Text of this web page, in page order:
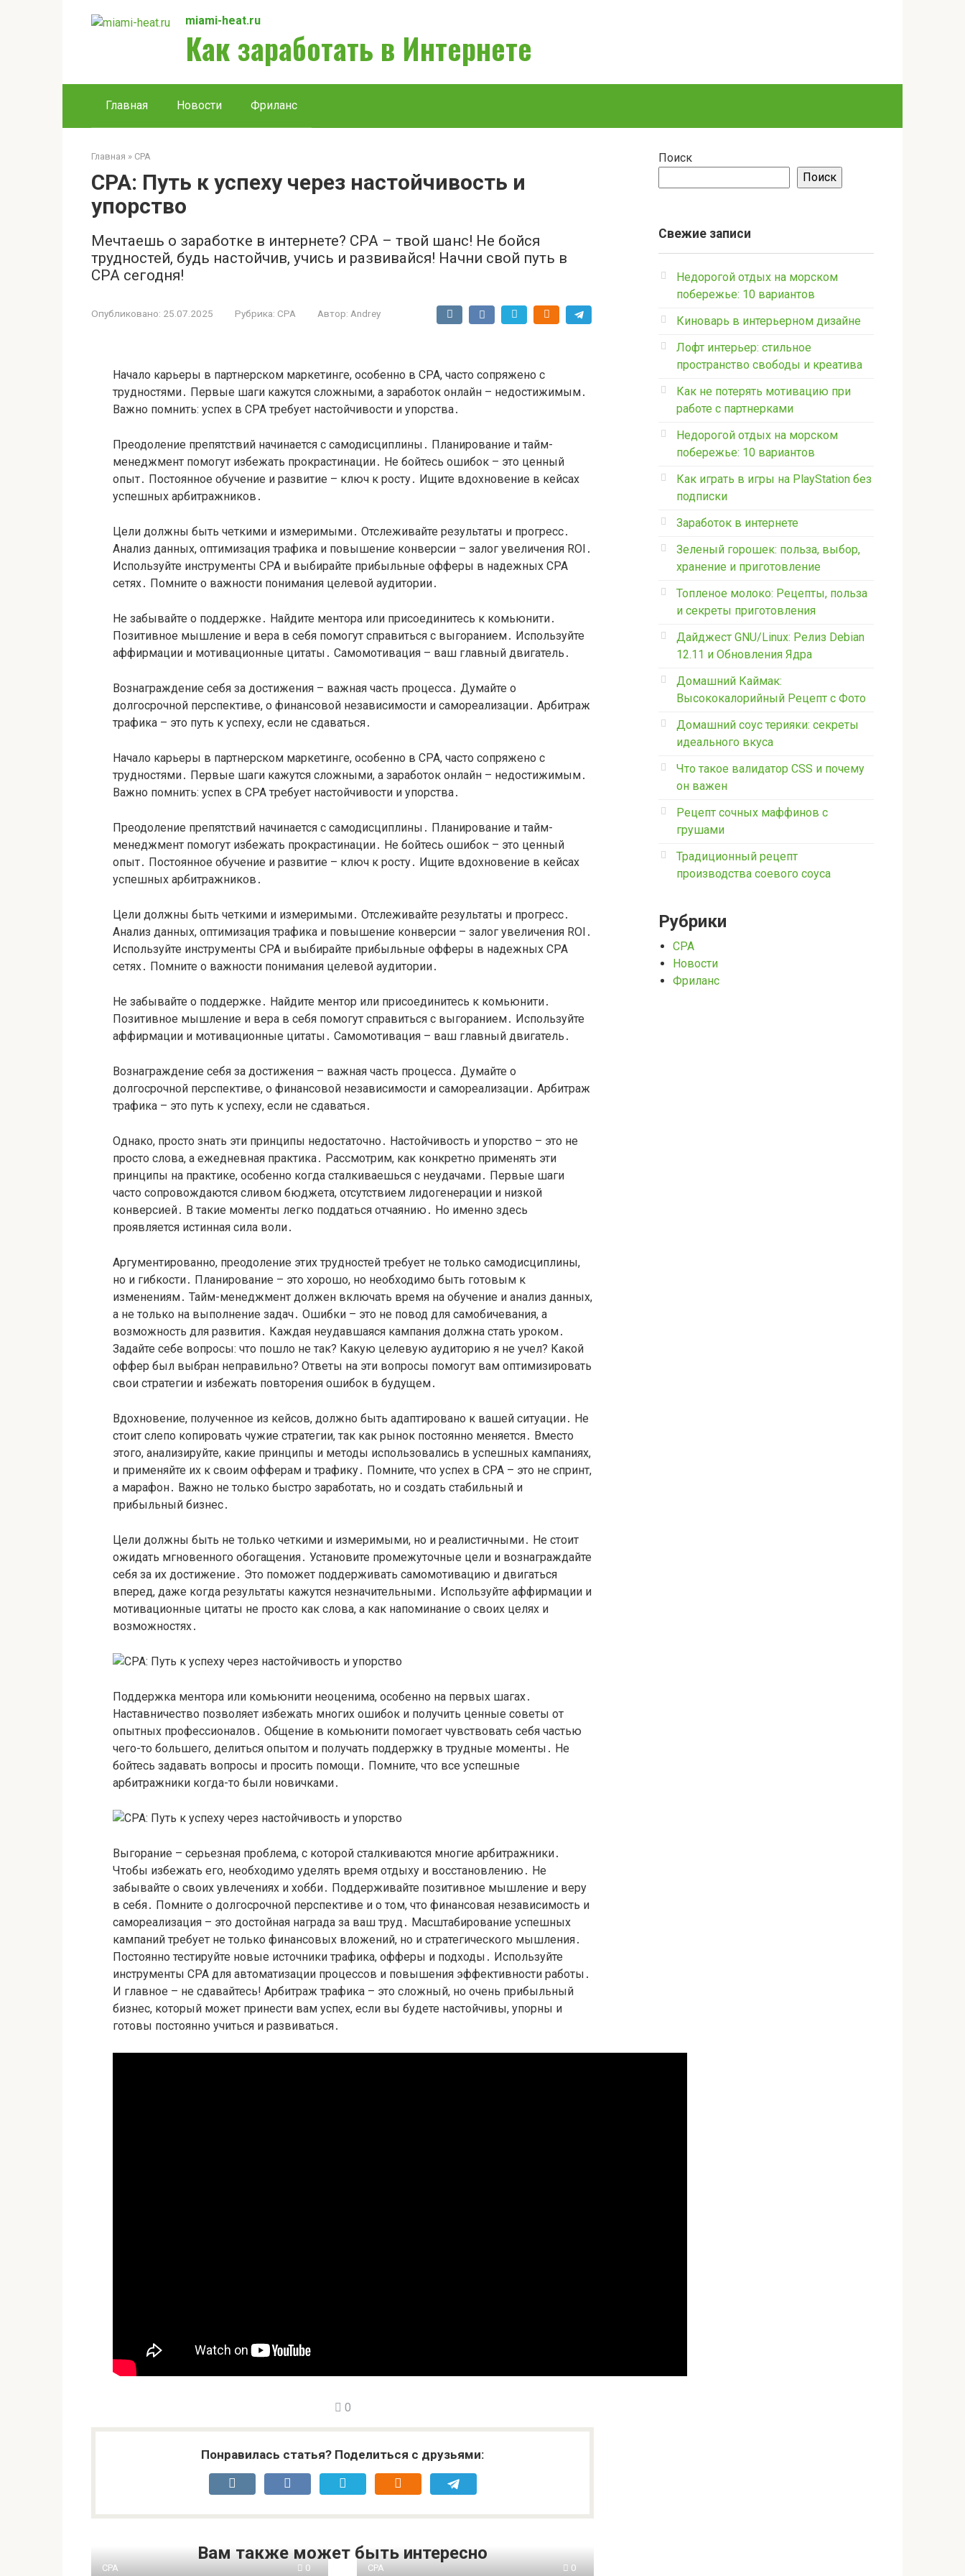
miami-heat.ru
Как заработать в Интернете
Главная Новости Фриланс
Главная » CPA
CPA: Путь к успеху через настойчивость и
упорство
Мечтаешь о заработке в интернете? CPA – твой шанс! Не бойся
трудностей, будь настойчив, учись и развивайся! Начни свой путь в
CPA сегодня!
Опубликовано: 25.07.2025 Рубрика: CPA Автор: Andrey
Начало карьеры в партнерском маркетинге, особенно в CPA, часто сопряжено с
трудностями․ Первые шаги кажутся сложными, а заработок онлайн – недостижимым․
Важно помнить: успех в CPA требует настойчивости и упорства․
Преодоление препятствий начинается с самодисциплины․ Планирование и тайм-
менеджмент помогут избежать прокрастинации․ Не бойтесь ошибок – это ценный
опыт․ Постоянное обучение и развитие – ключ к росту․ Ищите вдохновение в кейсах
успешных арбитражников․
Цели должны быть четкими и измеримыми․ Отслеживайте результаты и прогресс․
Анализ данных, оптимизация трафика и повышение конверсии – залог увеличения ROI․
Используйте инструменты CPA и выбирайте прибыльные офферы в надежных CPA
сетях․ Помните о важности понимания целевой аудитории․
Не забывайте о поддержке․ Найдите ментора или присоединитесь к комьюнити․
Позитивное мышление и вера в себя помогут справиться с выгоранием․ Используйте
аффирмации и мотивационные цитаты․ Самомотивация – ваш главный двигатель․
Вознаграждение себя за достижения – важная часть процесса․ Думайте о
долгосрочной перспективе, о финансовой независимости и самореализации․ Арбитраж
трафика – это путь к успеху, если не сдаваться․
Начало карьеры в партнерском маркетинге, особенно в CPA, часто сопряжено с
трудностями․ Первые шаги кажутся сложными, а заработок онлайн – недостижимым․
Важно помнить: успех в CPA требует настойчивости и упорства․
Преодоление препятствий начинается с самодисциплины․ Планирование и тайм-
менеджмент помогут избежать прокрастинации․ Не бойтесь ошибок – это ценный
опыт․ Постоянное обучение и развитие – ключ к росту․ Ищите вдохновение в кейсах
успешных арбитражников․
Цели должны быть четкими и измеримыми․ Отслеживайте результаты и прогресс․
Анализ данных, оптимизация трафика и повышение конверсии – залог увеличения ROI․
Используйте инструменты CPA и выбирайте прибыльные офферы в надежных CPA
сетях․ Помните о важности понимания целевой аудитории․
Не забывайте о поддержке․ Найдите ментор или присоединитесь к комьюнити․
Позитивное мышление и вера в себя помогут справиться с выгоранием․ Используйте
аффирмации и мотивационные цитаты․ Самомотивация – ваш главный двигатель․
Вознаграждение себя за достижения – важная часть процесса․ Думайте о
долгосрочной перспективе, о финансовой независимости и самореализации․ Арбитраж
трафика – это путь к успеху, если не сдаваться․
Однако, просто знать эти принципы недостаточно․ Настойчивость и упорство – это не
просто слова, а ежедневная практика․ Рассмотрим, как конкретно применять эти
принципы на практике, особенно когда сталкиваешься с неудачами․ Первые шаги
часто сопровождаются сливом бюджета, отсутствием лидогенерации и низкой
конверсией․ В такие моменты легко поддаться отчаянию․ Но именно здесь
проявляется истинная сила воли․
Аргументированно, преодоление этих трудностей требует не только самодисциплины,
но и гибкости․ Планирование – это хорошо, но необходимо быть готовым к
изменениям․ Тайм-менеджмент должен включать время на обучение и анализ данных,
а не только на выполнение задач․ Ошибки – это не повод для самобичевания, а
возможность для развития․ Каждая неудавшаяся кампания должна стать уроком․
Задайте себе вопросы: что пошло не так? Какую целевую аудиторию я не учел? Какой
оффер был выбран неправильно? Ответы на эти вопросы помогут вам оптимизировать
свои стратегии и избежать повторения ошибок в будущем․
Вдохновение, полученное из кейсов, должно быть адаптировано к вашей ситуации․ Не
стоит слепо копировать чужие стратегии, так как рынок постоянно меняется․ Вместо
этого, анализируйте, какие принципы и методы использовались в успешных кампаниях,
и применяйте их к своим офферам и трафику․ Помните, что успех в CPA – это не спринт,
а марафон․ Важно не только быстро заработать, но и создать стабильный и
прибыльный бизнес․
Цели должны быть не только четкими и измеримыми, но и реалистичными․ Не стоит
ожидать мгновенного обогащения․ Установите промежуточные цели и вознаграждайте
себя за их достижение․ Это поможет поддерживать самомотивацию и двигаться
вперед, даже когда результаты кажутся незначительными․ Используйте аффирмации и
мотивационные цитаты не просто как слова, а как напоминание о своих целях и
возможностях․
Поддержка ментора или комьюнити неоценима, особенно на первых шагах․
Наставничество позволяет избежать многих ошибок и получить ценные советы от
опытных профессионалов․ Общение в комьюнити помогает чувствовать себя частью
чего-то большего, делиться опытом и получать поддержку в трудные моменты․ Не
бойтесь задавать вопросы и просить помощи․ Помните, что все успешные
арбитражники когда-то были новичками․
Выгорание – серьезная проблема, с которой сталкиваются многие арбитражники․
Чтобы избежать его, необходимо уделять время отдыху и восстановлению․ Не
забывайте о своих увлечениях и хобби․ Поддерживайте позитивное мышление и веру
в себя․ Помните о долгосрочной перспективе и о том, что финансовая независимость и
самореализация – это достойная награда за ваш труд․ Масштабирование успешных
кампаний требует не только финансовых вложений, но и стратегического мышления․
Постоянно тестируйте новые источники трафика, офферы и подходы․ Используйте
инструменты CPA для автоматизации процессов и повышения эффективности работы․
И главное – не сдавайтесь! Арбитраж трафика – это сложный, но очень прибыльный
бизнес, который может принести вам успех, если вы будете настойчивы, упорны и
готовы постоянно учиться и развиваться․
0
Понравилась статья? Поделиться с друзьями:
Вам также может быть интересно
CPA 0 CPA 0
Поиск
Поиск
Свежие записи
Недорогой отдых на морском
побережье: 10 вариантов
Киноварь в интерьерном дизайне
Лофт интерьер: стильное
пространство свободы и креатива
Как не потерять мотивацию при
работе с партнерками
Недорогой отдых на морском
побережье: 10 вариантов
Как играть в игры на PlayStation без
подписки
Заработок в интернете
Зеленый горошек: польза, выбор,
хранение и приготовление
Топленое молоко: Рецепты, польза
и секреты приготовления
Дайджест GNU/Linux: Релиз Debian
12.11 и Обновления Ядра
Домашний Каймак:
Высококалорийный Рецепт с Фото
Домашний соус терияки: секреты
идеального вкуса
Что такое валидатор CSS и почему
он важен
Рецепт сочных маффинов с
грушами
Традиционный рецепт
производства соевого соуса
Рубрики
CPA
Новости
Фриланс